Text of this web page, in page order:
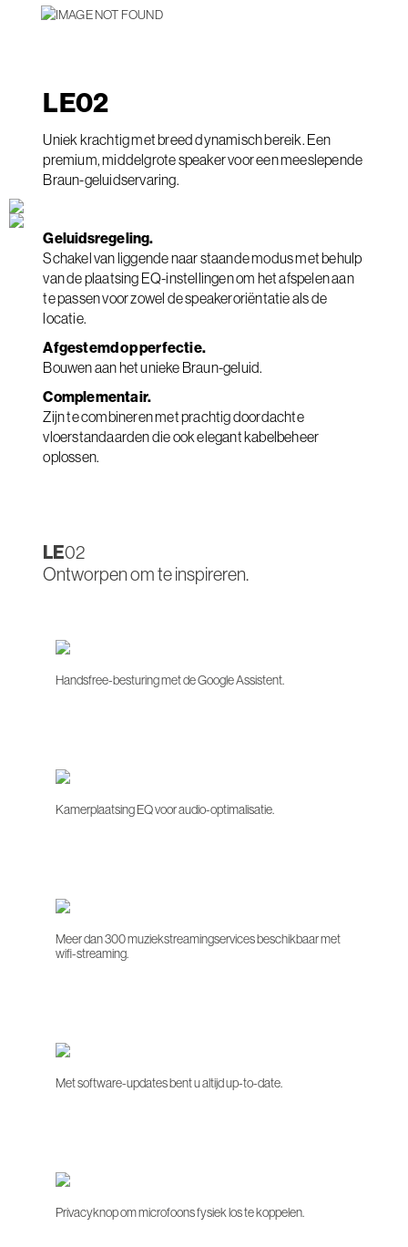
LE02
Uniek krachtig met breed dynamisch bereik. Een
premium, middelgrote speaker voor een meeslepende
Braun-geluidservaring.
Geluidsregeling.
Schakel van liggende naar staande modus met behulp
van de plaatsing EQ-instellingen om het afspelen aan
te passen voor zowel de speakeroriëntatie als de
locatie.
Afgestemd op perfectie.
Bouwen aan het unieke Braun-geluid.
Complementair.
Zijn te combineren met prachtig doordachte
vloerstandaarden die ook elegant kabelbeheer
oplossen.
LE02
Ontworpen om te inspireren.
Handsfree-besturing met de Google Assistent.
Kamerplaatsing EQ voor audio-optimalisatie.
Meer dan 300 muziekstreamingservices beschikbaar met
wifi-streaming.
Met software-updates bent u altijd up-to-date.
Privacyknop om microfoons fysiek los te koppelen.